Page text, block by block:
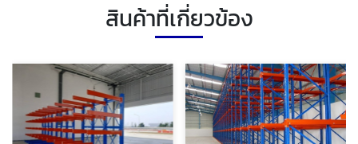
สินค้าที่เกี่ยวข้อง